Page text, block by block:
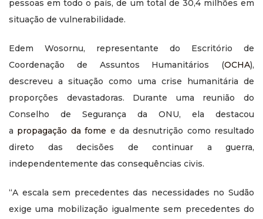
pessoas em todo o país, de um total de 30,4 milhões em
situação de vulnerabilidade.
Edem Wosornu, representante do Escritório de
Coordenação de Assuntos Humanitários (OCHA),
descreveu a situação como uma crise humanitária de
proporções devastadoras. Durante uma reunião do
Conselho de Segurança da ONU, ela destacou
a propagação da fome e da desnutrição como resultado
direto das decisões de continuar a guerra,
independentemente das consequências civis.
“A escala sem precedentes das necessidades no Sudão
exige uma mobilização igualmente sem precedentes do